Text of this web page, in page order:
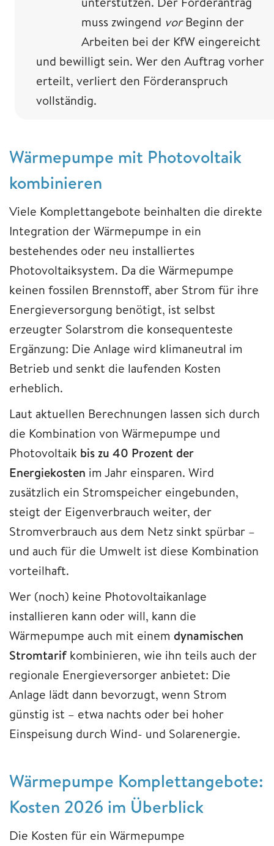
muss zwingend vorBeginn der
Arbeiten bei der KfW eingereicht
und bewilligt sein. Wer den Auftrag vorher
erteilt, verliert den Förderanspruch
vollständig.
Wärmepumpe mit Photovoltaik
kombinieren
Viele Komplettangebote beinhalten die direkte
Integration der Wärmepumpe in ein
bestehendes oder neu installiertes
Photovoltaiksystem. Da die Wärmepumpe
keinen fossilen Brennstoff, aber Strom für ihre
Energieversorgung benötigt, ist selbst
erzeugter Solarstrom die konsequenteste
Ergänzung: Die Anlage wird klimaneutral im
Betrieb und senkt die laufenden Kosten
erheblich.
Laut aktuellen Berechnungen lassen sich durch
die Kombination von Wärmepumpe und
Photovoltaik bis zu 40 Prozent der
Energiekosten im Jahr einsparen. Wird
zusätzlich ein Stromspeicher eingebunden,
steigt der Eigenverbrauch weiter, der
Stromverbrauch aus dem Netz sinkt spürbar –
und auch für die Umwelt ist diese Kombination
vorteilhaft.
Wer (noch) keine Photovoltaikanlage
installieren kann oder will, kann die
Wärmepumpe auch mit einem dynamischen
Stromtarifkombinieren, wie ihn teils auch der
regionale Energieversorger anbietet: Die
Anlage lädt dann bevorzugt, wenn Strom
günstig ist – etwa nachts oder bei hoher
Einspeisung durch Wind- und Solarenergie.
Wärmepumpe Komplettangebote:
Kosten 2026 im Überblick
Die Kosten für ein Wärmepumpe